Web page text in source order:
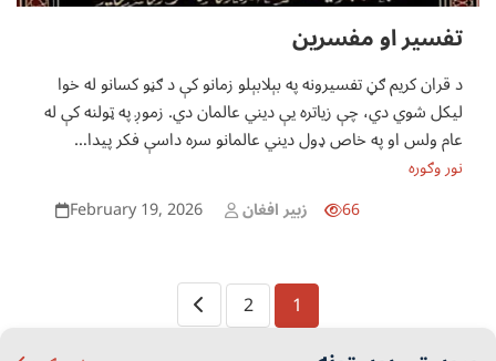
تفسير او مفسرين
د قران کريم ګڼ تفسيرونه په بېلابېلو زمانو کې د ګڼو کسانو له خوا
ليکل شوي دي، چې زياتره يې ديني عالمان دي. زموږ په ټولنه کې له
عام ولس او په خاص ډول ديني عالمانو سره داسې فکر پيدا…
نور وګوره
February 19, 2026 زبير افغان 66
Posts
pagination
1
2